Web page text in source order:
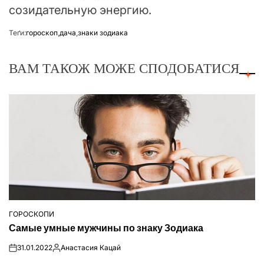
созидательную энергию.
Теґи:гороскоп дача знаки зодиака
ВАМ ТАКОЖ МОЖЕ СПОДОБАТИСЯ
ОПУБЛІКУВАТИ
У
ГОРОСКОПИ
Самые умные мужчины по знаку Зодиака
on31.01.2022Опубліковано
Анастасия Кацай